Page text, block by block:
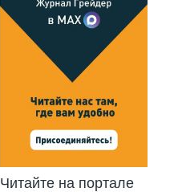
Читайте на портале